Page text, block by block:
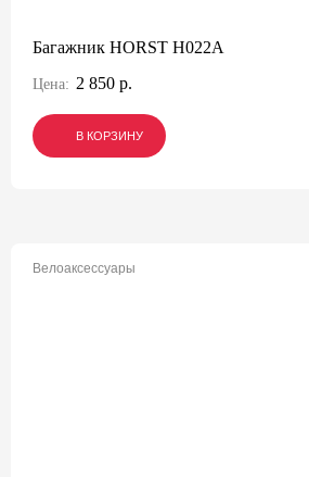
Багажник HORST H022A
Цена: 2 850 р.
В КОРЗИНУ
В КОРЗИНУ
В КОРЗИНУ
Велоаксессуары